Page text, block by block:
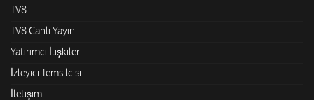
TV8
TV8 Canlı Yayın
Yatırımcı İlişkileri
İzleyici Temsilcisi
İletişim